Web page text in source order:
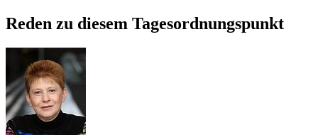
Reden zu diesem Tagesordnungspunkt